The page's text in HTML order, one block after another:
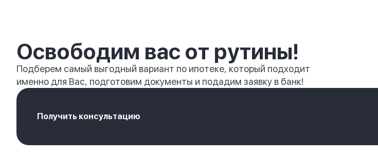
Освободим вас от рутины!
Подберем самый выгодный вариант по ипотеке, который подходит
именно для Вас, подготовим документы и подадим заявку в банк!
Получить консультацию